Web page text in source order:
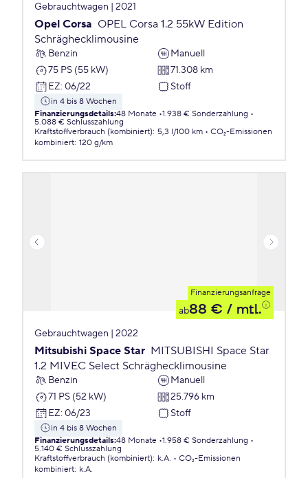
Gebrauchtwagen | 2021
Opel Corsa OPEL Corsa 1.2 55kW Edition
Schräghecklimousine
Benzin
Manuell
75 PS (55 kW)
71.308 km
EZ: 06/22 Stoff
in 4 bis 8 Wochen
Finanzierungsdetails:48 Monate 1.938 € Sonderzahlung
5.088 € Schlusszahlung
Kraftstoffverbrauch (kombiniert): 5,3 l/100 km
CO₂-Emissionen
kombiniert: 120 g/km
Finanzierungsanfrage
ab88 € / mtl.
Gebrauchtwagen | 2022
Mitsubishi Space Star MITSUBISHI Space Star
1.2 MIVEC Select Schräghecklimousine
Benzin
Manuell
71 PS (52 kW)
25.796 km
EZ: 06/23 Stoff
in 4 bis 8 Wochen
Finanzierungsdetails:48 Monate 1.958 € Sonderzahlung
5.140 € Schlusszahlung
Kraftstoffverbrauch (kombiniert): k.A.
CO₂-Emissionen
kombiniert: k.A.